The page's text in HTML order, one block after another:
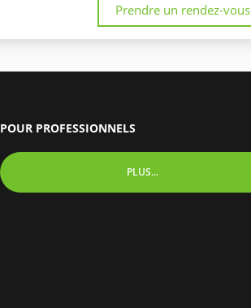
Prendre un rendez-vous
POUR PROFESSIONNELS
PLUS...